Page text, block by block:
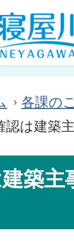
各課の
認は建築
築主